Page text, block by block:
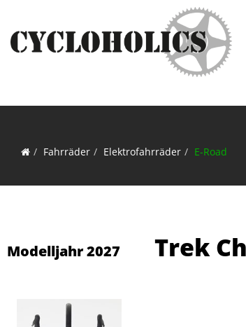
Fahrräder Elektrofahrräder E-Road
Modelljahr 2027 Trek